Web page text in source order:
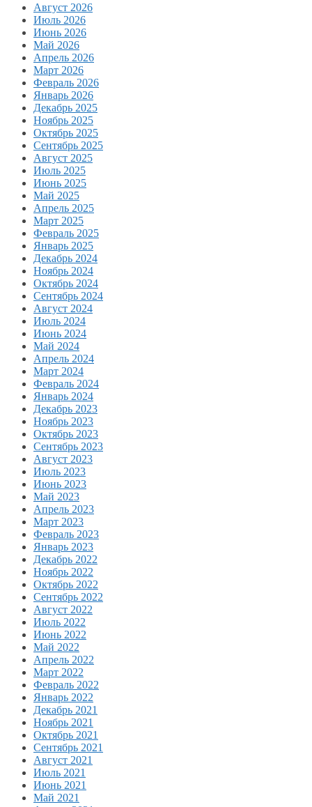
Август 2026
Июль 2026
Июнь 2026
Май 2026
Апрель 2026
Март 2026
Февраль 2026
Январь 2026
Декабрь 2025
Ноябрь 2025
Октябрь 2025
Сентябрь 2025
Август 2025
Июль 2025
Июнь 2025
Май 2025
Апрель 2025
Март 2025
Февраль 2025
Январь 2025
Декабрь 2024
Ноябрь 2024
Октябрь 2024
Сентябрь 2024
Август 2024
Июль 2024
Июнь 2024
Май 2024
Апрель 2024
Март 2024
Февраль 2024
Январь 2024
Декабрь 2023
Ноябрь 2023
Октябрь 2023
Сентябрь 2023
Август 2023
Июль 2023
Июнь 2023
Май 2023
Апрель 2023
Март 2023
Февраль 2023
Январь 2023
Декабрь 2022
Ноябрь 2022
Октябрь 2022
Сентябрь 2022
Август 2022
Июль 2022
Июнь 2022
Май 2022
Апрель 2022
Март 2022
Февраль 2022
Январь 2022
Декабрь 2021
Ноябрь 2021
Октябрь 2021
Сентябрь 2021
Август 2021
Июль 2021
Июнь 2021
Май 2021